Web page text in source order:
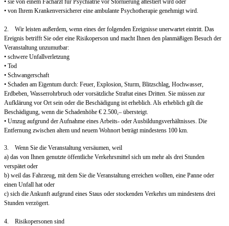
• sie von einem Facharzt für Psychiatrie vor Stornierung attestiert wird oder
• von Ihrem Krankenversicherer eine ambulante Psychotherapie genehmigt wird.
2. Wir leisten außerdem, wenn eines der folgenden Ereignisse unerwartet eintritt. Das
Ereignis betrifft Sie oder eine Risikoperson und macht Ihnen den planmäßigen Besuch der
Veranstaltung unzumutbar:
• schwere Unfallverletzung
• Tod
• Schwangerschaft
• Schaden am Eigentum durch: Feuer, Explosion, Sturm, Blitzschlag, Hochwasser,
Erdbeben, Wasserrohrbruch oder vorsätzliche Straftat eines Dritten. Sie müssen zur
Aufklärung vor Ort sein oder die Beschädigung ist erheblich. Als erheblich gilt die
Beschädigung, wenn die Schadenhöhe € 2.500,– übersteigt.
• Umzug aufgrund der Aufnahme eines Arbeits- oder Ausbildungsverhältnisses. Die
Entfernung zwischen altem und neuem Wohnort beträgt mindestens 100 km.
3. Wenn Sie die Veranstaltung versäumen, weil
a) das von Ihnen genutzte öffentliche Verkehrsmittel sich um mehr als drei Stunden
verspätet oder
b) weil das Fahrzeug, mit dem Sie die Veranstaltung erreichen wollten, eine Panne oder
einen Unfall hat oder
c) sich die Ankunft aufgrund eines Staus oder stockenden Verkehrs um mindestens drei
Stunden verzögert.
4. Risikopersonen sind